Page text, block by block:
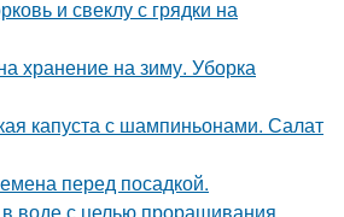
и свеклу с грядки на
хранение на зиму. Уборка
капуста с шампиньонами. Салат
перед посадкой.
воде с целью проращивания